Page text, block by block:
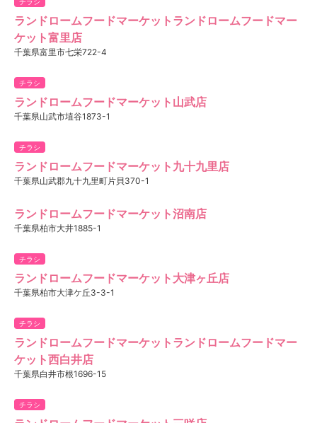
ランドロームフードマーケットランドロームフードマー
ケット富里店
千葉県富里市七栄722-4
チラシ
ランドロームフードマーケット山武店
千葉県山武市埴谷1873-1
チラシ
ランドロームフードマーケット九十九里店
千葉県山武郡九十九里町片貝370-1
ランドロームフードマーケット沼南店
千葉県柏市大井1885-1
チラシ
ランドロームフードマーケット大津ヶ丘店
千葉県柏市大津ケ丘3-3-1
チラシ
ランドロームフードマーケットランドロームフードマー
ケット西白井店
千葉県白井市根1696-15
チラシ